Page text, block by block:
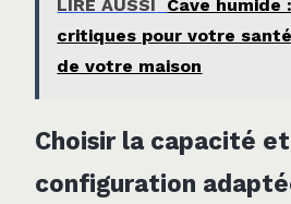
LIRE AUSSI
Cave humide
critiques pour votre
de votre maison
Choisir la capacité
configuration